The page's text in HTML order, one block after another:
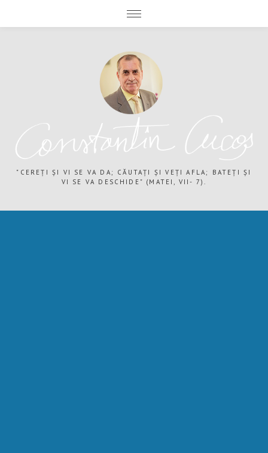
"CEREȚI ȘI VI SE VA DA; CĂUTAȚI ȘI VEȚI AFLA; BATEȚI ȘI
VI SE VA DESCHIDE" (MATEI, VII- 7).